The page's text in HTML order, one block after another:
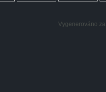
Vygenerováno